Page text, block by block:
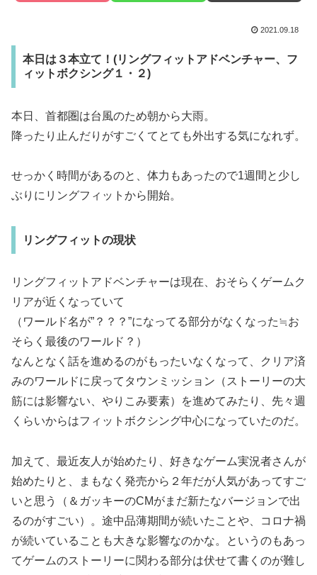
2021.09.18
本日は３本立て！(リングフィットアドベンチャー、フ
ィットボクシング１・２)
本日、首都圏は台風のため朝から大雨。
降ったり止んだりがすごくてとても外出する気になれず。
せっかく時間があるのと、体力もあったので1週間と少し
ぶりにリングフィットから開始。
リングフィットの現状
リングフィットアドベンチャーは現在、おそらくゲームク
リアが近くなっていて
（ワールド名が”？？？”になってる部分がなくなった≒お
そらく最後のワールド？）
なんとなく話を進めるのがもったいなくなって、クリア済
みのワールドに戻ってタウンミッション（ストーリーの大
筋には影響ない、やりこみ要素）を進めてみたり、先々週
くらいからはフィットボクシング中心になっていたのだ。
加えて、最近友人が始めたり、好きなゲーム実況者さんが
始めたりと、まもなく発売から２年だが人気があってすご
いと思う（＆ガッキーのCMがまだ新たなバージョンで出
るのがすごい）。途中品薄期間が続いたことや、コロナ禍
が続いていることも大きな影響なのかな。
というのもあっ
てゲームのストーリーに関わる部分は伏せて書くのが難し